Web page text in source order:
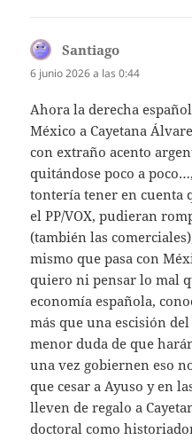
Santiago
6 junio 2026 a las 0:44
Ahora la derecha
México a Cayetana
con extraño acento
quitándose poco a
tontería tener en cuenta
el PP/VOX, pudieran
(también las
mismo que pasa con
quiero ni pensar lo mal
economía española,
más que una escisión
menor duda de que
una vez gobiernen eso
que cesar a Ayuso y en
lleven de regalo a
doctoral como